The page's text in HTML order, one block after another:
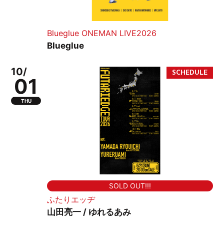
Blueglue ONEMAN LIVE2026
Blueglue
10/
01
THU
SOLD OUT!!!
ふたりエッヂ
山田亮一 / ゆれるあみ